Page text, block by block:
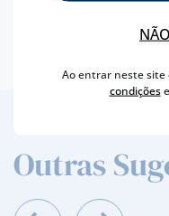
Outras
Ao entrar neste site
condiçõese